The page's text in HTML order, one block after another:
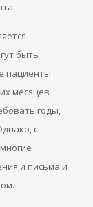
быть
пациенты
месяцев
годы,
с
и письма и